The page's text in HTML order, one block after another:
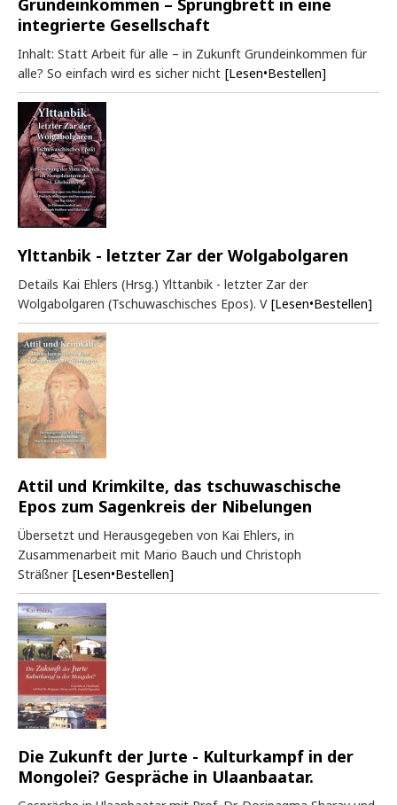
Grundeinkommen – Sprungbrett in eine
integrierte Gesellschaft
Inhalt: Statt Arbeit für alle – in Zukunft Grundeinkommen für
alle? So einfach wird es sicher nicht [Lesen•Bestellen]
Ylttanbik - letzter Zar der Wolgabolgaren
Details Kai Ehlers (Hrsg.) Ylttanbik - letzter Zar der
Wolgabolgaren (Tschuwaschisches Epos). V [Lesen•Bestellen]
Attil und Krimkilte, das tschuwaschische
Epos zum Sagenkreis der Nibelungen
Übersetzt und Herausgegeben von Kai Ehlers, in
Zusammenarbeit mit Mario Bauch und Christoph
Sträßner [Lesen•Bestellen]
Die Zukunft der Jurte - Kulturkampf in der
Mongolei? Gespräche in Ulaanbaatar.